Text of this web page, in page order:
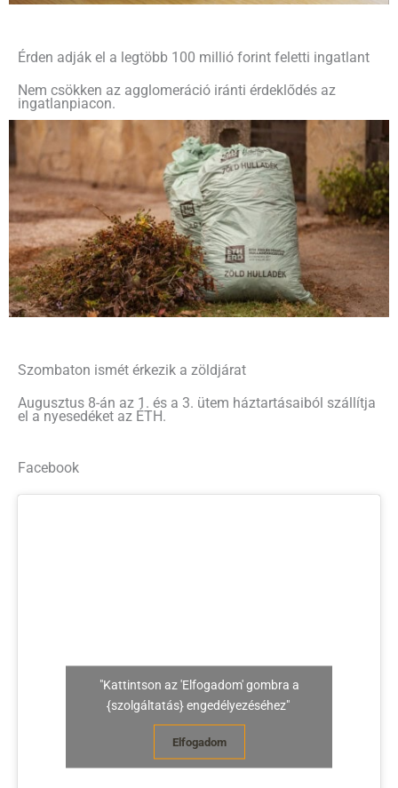
Érden adják el a legtöbb 100 millió forint feletti ingatlant
Nem csökken az agglomeráció iránti érdeklődés az
ingatlanpiacon.
Szombaton ismét érkezik a zöldjárat
Augusztus 8-án az 1. és a 3. ütem háztartásaiból szállítja
el a nyesedéket az ÉTH.
Facebook
"Kattintson az 'Elfogadom' gombra a
{szolgáltatás} engedélyezéséhez"
Elfogadom